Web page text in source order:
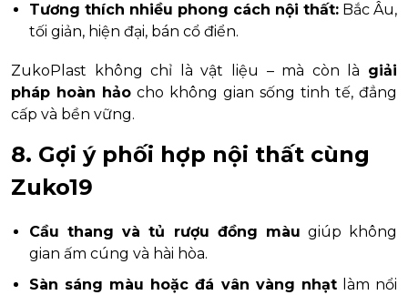
Tương thích nhiều phong cách nội thất: Bắc Âu,
tối giản, hiện đại, bán cổ điển.
ZukoPlast không chỉ là vật liệu – mà còn là giải
pháp hoàn hảo cho không gian sống tinh tế, đẳng
cấp và bền vững.
8. Gợi ý phối hợp nội thất cùng
Zuko19
Cầu thang và tủ rượu đồng màu giúp không
gian ấm cúng và hài hòa.
Sàn sáng màu hoặc đá vân vàng nhạtlàm nổi